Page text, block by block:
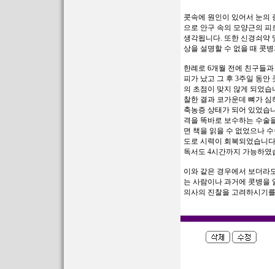
콧속에 원인이 있어서 눈의
으로 안구 속의 모양근의
생각됩니다. 또한 신경쇠약
상을 설명할 수 없을 때 콧
한례로 6개월 전에 친구들
피가 났고 그 후 3주일 동안
의 초점이 맞지 않게 되었
찰한 결과 코가운데 뼈가
축농증 상태가 되어 있었습
격을 똑바로 보수하는 수술
면 책을 읽을 수 없었으나
도로 시력이 회복되었습니
독서도 4시간까지 가능하
이와 같은 경우에서 보더라
는 사람이나 과거에 콧병을
의사의 진찰을 고려하시기